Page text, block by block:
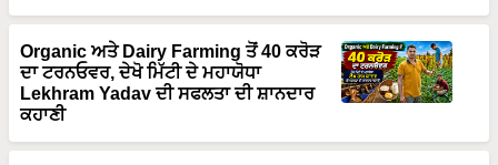
Organic ਅਤੇ Dairy Farming ਤੋਂ 40 ਕਰੋੜ
ਦਾ ਟਰਨਓਵਰ, ਦੇਖੋ ਮਿੱਟੀ ਦੇ ਮਹਾਯੋਧਾ
Lekhram Yadav ਦੀ ਸਫਲਤਾ ਦੀ ਸ਼ਾਨਦਾਰ
ਕਹਾਣੀ